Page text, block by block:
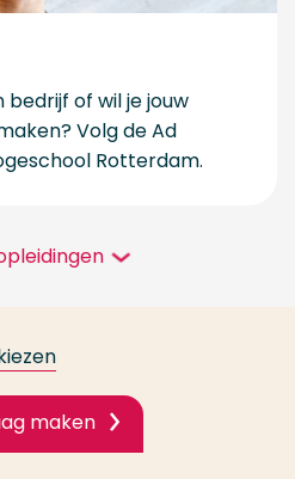
bedrijf of wil je jouw
Volg de Ad
Rotterdam.
maken